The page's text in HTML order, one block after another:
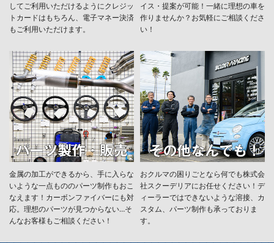
してご利用いただけるようにクレジッ
トカードはもちろん、電子マネー決済
もご利用いただけます。
イス・提案が可能！一緒に理想の車を
作りませんか？お気軽にご相談くださ
い！
金属の加工ができるから、手に入らな
いような一点もののパーツ制作もおこ
なえます！カーボンファイバーにも対
応。理想のパーツが見つからない…そ
んなお客様もご相談ください！
おクルマの困りごとなら何でも株式会
社スクーデリアにお任せください！デ
ィーラーではできないような溶接、カ
スタム、パーツ制作も承っておりま
す。